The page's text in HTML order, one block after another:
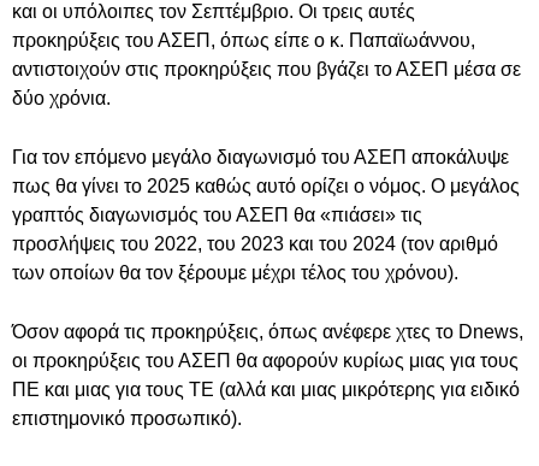
και οι υπόλοιπες τον Σεπτέμβριο. Οι τρεις αυτές
προκηρύξεις του ΑΣΕΠ, όπως είπε ο κ. Παπαϊωάννου,
αντιστοιχούν στις προκηρύξεις που βγάζει το ΑΣΕΠ μέσα σε
δύο χρόνια.
Για τον επόμενο μεγάλο διαγωνισμό του ΑΣΕΠ αποκάλυψε
πως θα γίνει το 2025 καθώς αυτό ορίζει ο νόμος. Ο μεγάλος
γραπτός διαγωνισμός του ΑΣΕΠ θα «πιάσει» τις
προσλήψεις του 2022, του 2023 και του 2024 (τον αριθμό
των οποίων θα τον ξέρουμε μέχρι τέλος του χρόνου).
Όσον αφορά τις προκηρύξεις, όπως ανέφερε χτες το Dnews,
οι προκηρύξεις του ΑΣΕΠ θα αφορούν κυρίως μιας για τους
ΠΕ και μιας για τους ΤΕ (αλλά και μιας μικρότερης για ειδικό
επιστημονικό προσωπικό).